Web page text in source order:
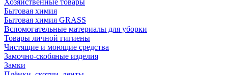
Хозяйственные товары
Бытовая химия
Бытовая химия GRASS
Вспомогательные материалы для уборки
Товары личной гигиены
Чистящие и моющие средства
Замочно-скобяные изделия
Замки